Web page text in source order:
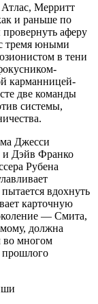
Мерритт
и раньше по
аферу
тремя юными
в тени
карманницей-
две команды
системы,
Джесси
и Дэйв Франко
Рубена
вдохнуть
карточную
— Смита,
должна
во многом
прошлого